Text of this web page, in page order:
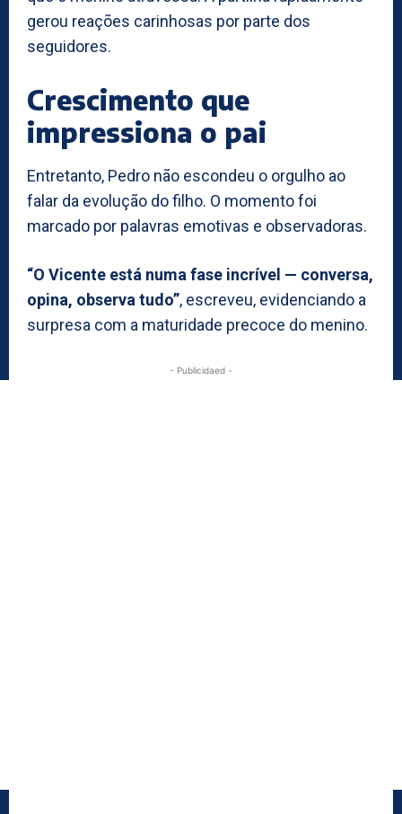
gerou reações carinhosas por parte dos
seguidores.
Crescimento que
impressiona o pai
Entretanto, Pedro não escondeu o orgulho ao
falar da evolução do filho. O momento foi
marcado por palavras emotivas e observadoras.
“O Vicente está numa fase incrível — conversa,
opina, observa tudo”, escreveu, evidenciando a
surpresa com a maturidade precoce do menino.
- Publicidaed -